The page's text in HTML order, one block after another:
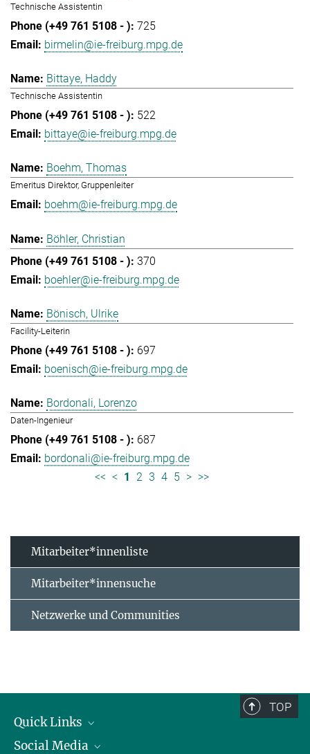
Technische Assistentin
725
birmelin@ie-freiburg.mpg.de
Bittaye, Haddy
Technische Assistentin
522
bittaye@ie-freiburg.mpg.de
Boehm, Thomas
Emeritus Direktor, Gruppenleiter
boehm@ie-freiburg.mpg.de
Böhler, Christian
370
boehler@ie-freiburg.mpg.de
Bönisch, Ulrike
Facility-Leiterin
697
boenisch@ie-freiburg.mpg.de
Bordonali, Lorenzo
Daten-Ingenieur
687
bordonali@ie-freiburg.mpg.de
<< < 1 2 3 4 5 > >>
Mitarbeiter*innenliste
Mitarbeiter*innensuche
Netzwerke und Communities
TOP
Quick Links
Forschungsgruppen
Social Media